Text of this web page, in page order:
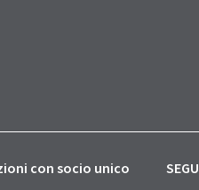
con socio unico